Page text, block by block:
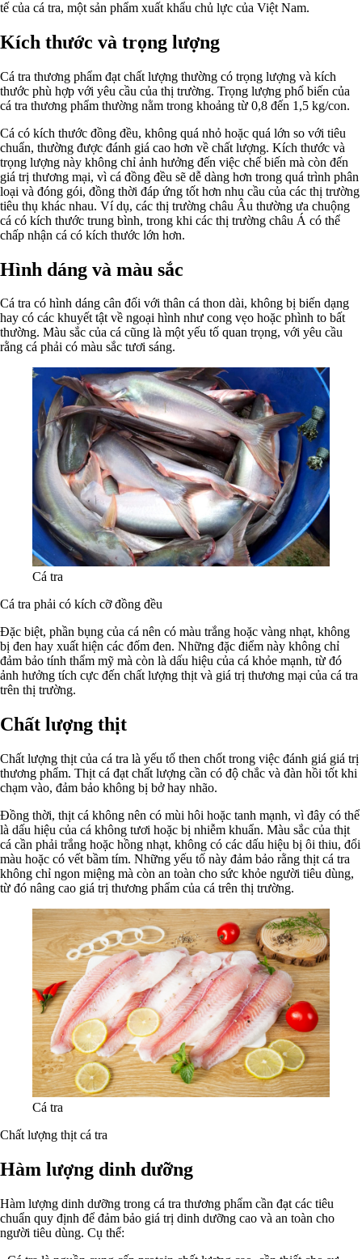
tế của cá tra, một sản phẩm xuất khẩu chủ lực của Việt Nam.
Kích thước và trọng lượng
Cá tra thương phẩm đạt chất lượng thường có trọng lượng và kích
thước phù hợp với yêu cầu của thị trường. Trọng lượng phổ biến của
cá tra thương phẩm thường nằm trong khoảng từ 0,8 đến 1,5 kg/con.
Cá có kích thước đồng đều, không quá nhỏ hoặc quá lớn so với tiêu
chuẩn, thường được đánh giá cao hơn về chất lượng. Kích thước và
trọng lượng này không chỉ ảnh hưởng đến việc chế biến mà còn đến
giá trị thương mại, vì cá đồng đều sẽ dễ dàng hơn trong quá trình phân
loại và đóng gói, đồng thời đáp ứng tốt hơn nhu cầu của các thị trường
tiêu thụ khác nhau. Ví dụ, các thị trường châu Âu thường ưa chuộng
cá có kích thước trung bình, trong khi các thị trường châu Á có thể
chấp nhận cá có kích thước lớn hơn.
Hình dáng và màu sắc
Cá tra có hình dáng cân đối với thân cá thon dài, không bị biến dạng
hay có các khuyết tật về ngoại hình như cong vẹo hoặc phình to bất
thường. Màu sắc của cá cũng là một yếu tố quan trọng, với yêu cầu
rằng cá phải có màu sắc tươi sáng.
Cá tra
Cá tra phải có kích cỡ đồng đều
Đặc biệt, phần bụng của cá nên có màu trắng hoặc vàng nhạt, không
bị đen hay xuất hiện các đốm đen. Những đặc điểm này không chỉ
đảm bảo tính thẩm mỹ mà còn là dấu hiệu của cá khỏe mạnh, từ đó
ảnh hưởng tích cực đến chất lượng thịt và giá trị thương mại của cá tra
trên thị trường.
Chất lượng thịt
Chất lượng thịt của cá tra là yếu tố then chốt trong việc đánh giá giá trị
thương phẩm. Thịt cá đạt chất lượng cần có độ chắc và đàn hồi tốt khi
chạm vào, đảm bảo không bị bở hay nhão.
Đồng thời, thịt cá không nên có mùi hôi hoặc tanh mạnh, vì đây có thể
là dấu hiệu của cá không tươi hoặc bị nhiễm khuẩn. Màu sắc của thịt
cá cần phải trắng hoặc hồng nhạt, không có các dấu hiệu bị ôi thiu, đổi
màu hoặc có vết bầm tím. Những yếu tố này đảm bảo rằng thịt cá tra
không chỉ ngon miệng mà còn an toàn cho sức khỏe người tiêu dùng,
từ đó nâng cao giá trị thương phẩm của cá trên thị trường.
Cá tra
Chất lượng thịt cá tra
Hàm lượng dinh dưỡng
Hàm lượng dinh dưỡng trong cá tra thương phẩm cần đạt các tiêu
chuẩn quy định để đảm bảo giá trị dinh dưỡng cao và an toàn cho
người tiêu dùng. Cụ thể: